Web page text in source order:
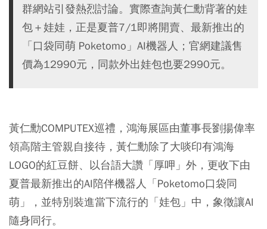
群網站引發熱烈討論。實際查詢黃仁勳背著的娃
包＋娃娃，正是夏普7/1即將開賣、最新推出的
「口袋同萌 Poketomo」AI機器人；官網建議售
價為12990元，同款外出娃包也要2990元。
黃仁勳COMPUTEX巡禮，鴻海展區由董事長劉揚偉率
領高階主管親自接待，黃仁勳除了大啖印有鴻海
LOGO的紅豆餅、以台語大讚「厚呷」外，更收下由
夏普最新推出的AI陪伴機器人「Poketomo口袋同
萌」，並特別裝進當下流行的「娃包」中，象徵讓AI
隨身同行。